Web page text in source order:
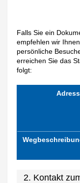
Falls Sie ein
empfehlen wir
persönliche
erreichen Sie das
folgt:
2. Kontakt